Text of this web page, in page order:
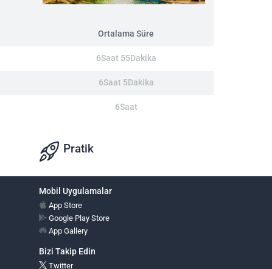
Ortalama Süre
6Saat 55Dakika
6Saat 5Dakika
6Saat
Pratik
Mobil Uygulamalar
App Store
Google Play Store
App Gallery
Bizi Takip Edin
Twitter